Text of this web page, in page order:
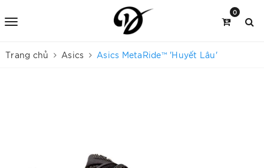
0
Trang chủ Asics Asics MetaRide™ 'Huyết Lâu'